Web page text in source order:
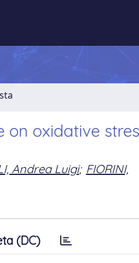
oxidative
Andrea Luigi; FIORINI,
(DC)